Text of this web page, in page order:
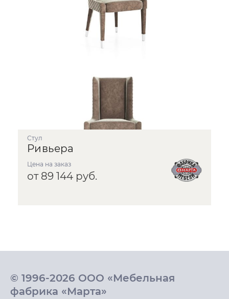
Стул
Ривьера
Цена на заказ
от 89 144 руб.
© 1996-2026 ООО «Мебельная
фабрика «Марта»